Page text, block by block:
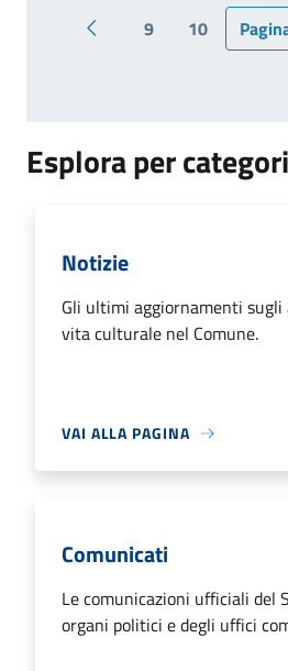
Pagina precedente
9 10
Esplora per
Notizie
Gli ultimi aggiornamenti
vita culturale nel Comune.
VAI ALLA PAGINA
Comunicati
Le comunicazioni ufficiali del
organi politici e degli uffici